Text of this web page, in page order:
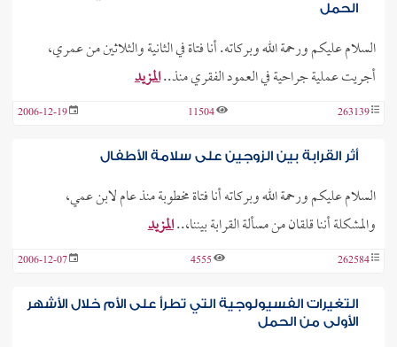
الحمل
السلام عليكم ورحمة الله وبركاته. أنا فتاة في الثانية والثلاثين من عمري،
أجريت عملية جراحية في العمود الفقري منذ..المزيد
263139
11504
2006-12-19
أثر القرابة بين الزوجين على سلامة الأطفال
السلام عليكم ورحمة الله وبركاته أنا فتاة مخطوبة منذ عام لابن عمي،
والمشكلة أننا قلقان من مسألة القرابة بيننا،..المزيد
262584
4555
2006-12-07
التغيرات الفسيولوجية التي تطرأ على الأم خلال الأشهر
الأولى من الحمل